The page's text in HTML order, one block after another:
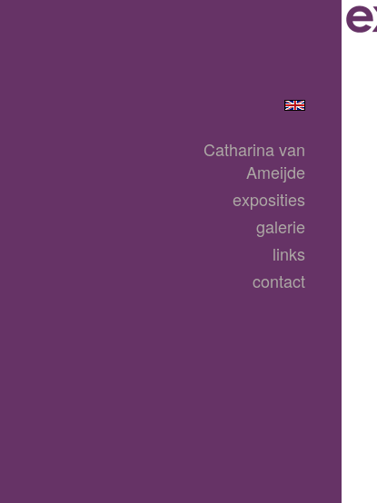
Catharina van
Ameijde
exposities
galerie
links
contact